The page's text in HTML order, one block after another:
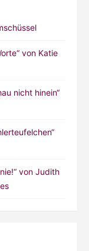
von Katie
nicht hinein“
von Judith